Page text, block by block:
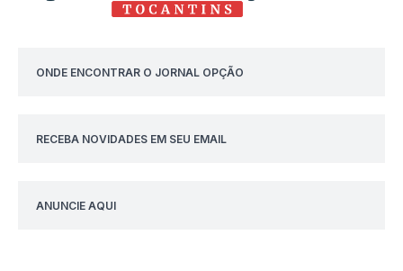
ONDE ENCONTRAR O JORNAL OPÇÃO
RECEBA NOVIDADES EM SEU EMAIL
ANUNCIE AQUI